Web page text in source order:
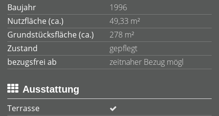
Baujahr
1996
Nutzfläche (ca.)
49,33 m²
Grundstücksfläche (ca.)
278 m²
Zustand
gepflegt
bezugsfrei ab
zeitnaher Bezug mögl
Ausstattung
Terrasse